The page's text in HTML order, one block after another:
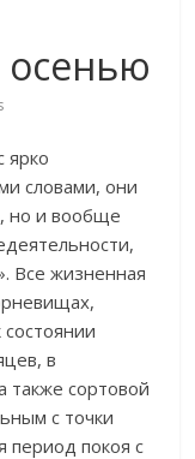
ярко
словами, они
но и вообще
Все жизненная
в
также сортовой
с точки
период покоя с